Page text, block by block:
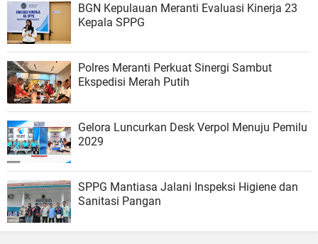
BGN Kepulauan Meranti Evaluasi Kinerja 23
Kepala SPPG
Polres Meranti Perkuat Sinergi Sambut
Ekspedisi Merah Putih
Gelora Luncurkan Desk Verpol Menuju Pemilu
2029
SPPG Mantiasa Jalani Inspeksi Higiene dan
Sanitasi Pangan